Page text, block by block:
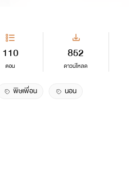
110
ตอน
852
ดาวน์โหลด
พิษเพื่อน นอน